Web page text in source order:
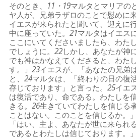
そのとき、 11・19マルタとマリアの
ヤ人が、兄弟ラザロのことで慰めに
イエスが来られたと聞いて、迎えに
中に座っていた。21マルタはイエス
ここにいてくださいましたら、わた
でしょうに。22しかし、あなたが神
でも神はかなえてくださると、わた
す。」23イエスが、「あなたの兄弟
と、24マルタは、「終わりの日の復
存じております」と言った。25イエ
は復活であり、命である。わたしを
きる。26生きていてわたしを信じる
ことはない。このことを信じるか。
「はい、主よ、あなたが世に来られ
であるとわたしは信じております。」